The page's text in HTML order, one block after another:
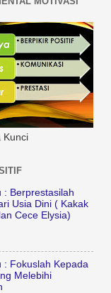
Kunci
: Berprestasilah
Usia Dini ( Kakak
Cece Elysia)
: Fokuslah Kepada
Melebihi